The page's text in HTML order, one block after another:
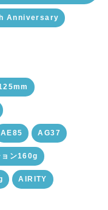
Anniversary
AE85 AG37
ン160g
AIRITY